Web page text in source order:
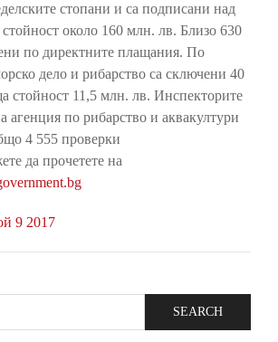
стопани и са подписани над
около 160 млн. лв. Близо 630
по директните плащания. По
дело и рибарство са сключени 40
стойност 11,5 млн. лв. Инспекторите
агенция по рибарство и аквакултури
4 555 проверки
да прочетете на
9 2017